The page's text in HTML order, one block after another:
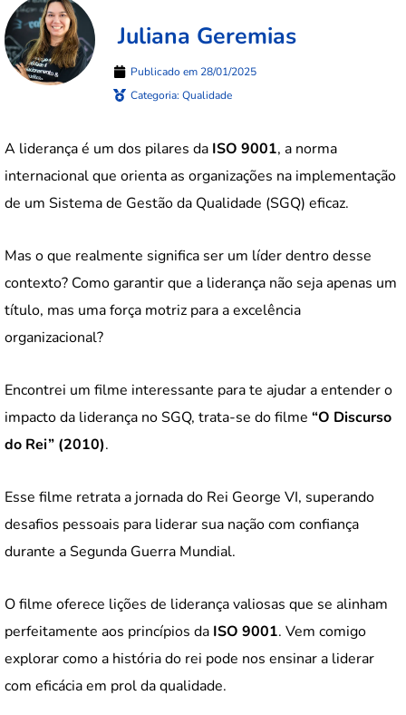
Juliana Geremias
Publicado em 28/01/2025
Categoria: Qualidade
A liderança é um dos pilares da ISO 9001, a norma
internacional que orienta as organizações na implementação
de um Sistema de Gestão da Qualidade (SGQ) eficaz.
Mas o que realmente significa ser um líder dentro desse
contexto? Como garantir que a liderança não seja apenas um
título, mas uma força motriz para a excelência
organizacional?
Encontrei um filme interessante para te ajudar a entender o
impacto da liderança no SGQ, trata-se do filme “O Discurso
do Rei” (2010).
Esse filme retrata a jornada do Rei George VI, superando
desafios pessoais para liderar sua nação com confiança
durante a Segunda Guerra Mundial.
O filme oferece lições de liderança valiosas que se alinham
perfeitamente aos princípios da ISO 9001. Vem comigo
explorar como a história do rei pode nos ensinar a liderar
com eficácia em prol da qualidade.